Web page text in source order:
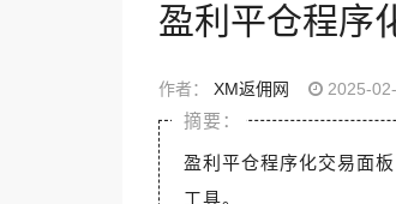
盈利平仓程序
作者： XM返佣网 2025-
盈利平仓程序化交易面
工具。